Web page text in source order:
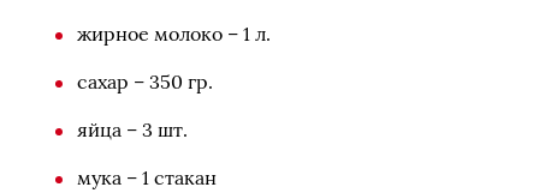
жирное молоко – 1 л.
сахар – 350 гр.
яйца – 3 шт.
мука – 1 стакан